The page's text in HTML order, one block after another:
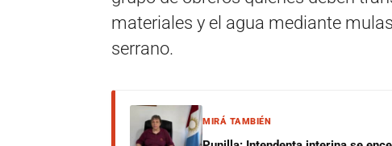
materiales y el agua mediante
serrano.
MIRÁ TAMBIÉN